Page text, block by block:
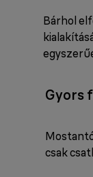
Bárhol
Gyors
csak